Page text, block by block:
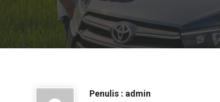
Penulis : admin